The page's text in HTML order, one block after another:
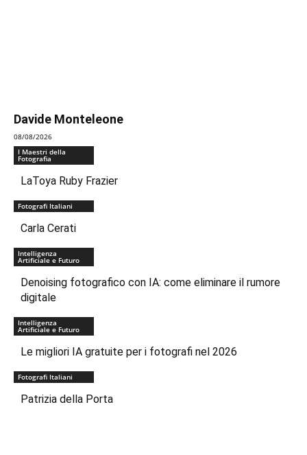
Davide Monteleone
08/08/2026
I Maestri della
Fotografia
LaToya Ruby Frazier
Fotografi Italiani
Carla Cerati
Intelligenza
Artificiale e Futuro
Denoising fotografico con IA: come eliminare il rumore
digitale
Intelligenza
Artificiale e Futuro
Le migliori IA gratuite per i fotografi nel 2026
Fotografi Italiani
Patrizia della Porta